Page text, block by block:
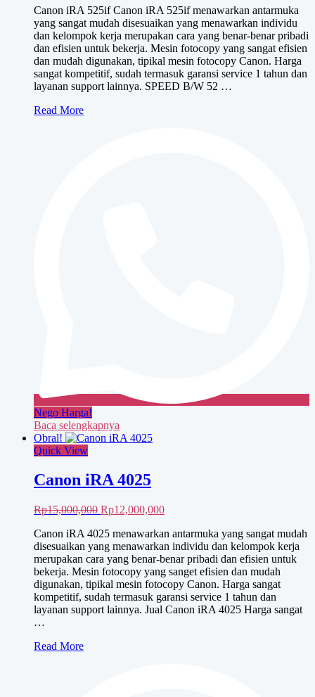
adalah:
Rp13,000,000.
ini
adalah:
Rp11,500,000.
Canon iRA 525if Canon iRA 525if menawarkan antarmuka
yang sangat mudah disesuaikan yang menawarkan individu
dan kelompok kerja merupakan cara yang benar-benar pribadi
dan efisien untuk bekerja. Mesin fotocopy yang sangat efisien
dan mudah digunakan, tipikal mesin fotocopy Canon. Harga
sangat kompetitif, sudah termasuk garansi service 1 tahun dan
layanan support lainnya. SPEED B/W 52 …
Canon
Read More
Nego Harga!
Baca selengkapnya
Obral!
Quick View
Canon iRA 4025
Rp15,000,000 Harga
adalah:
Rp15,000,000.
Rp12,000,000Harga
ini
adalah:
Rp12,000,000.
Canon iRA 4025 menawarkan antarmuka yang sangat mudah
disesuaikan yang menawarkan individu dan kelompok kerja
merupakan cara yang benar-benar pribadi dan efisien untuk
bekerja. Mesin fotocopy yang sanget efisien dan mudah
digunakan, tipikal mesin fotocopy Canon. Harga sangat
kompetitif, sudah termasuk garansi service 1 tahun dan
layanan support lainnya. Jual Canon iRA 4025 Harga sangat
…
Canon
Read More